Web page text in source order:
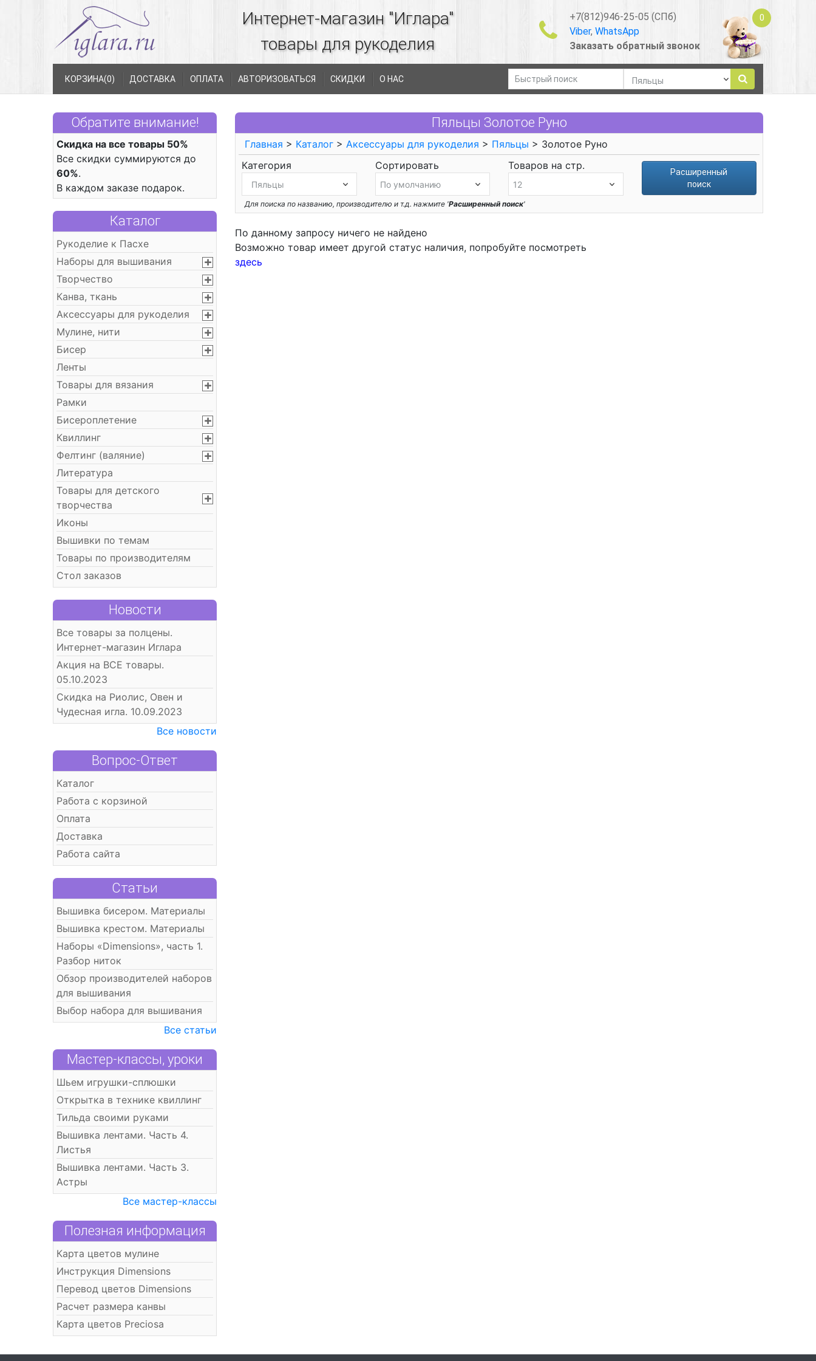
Интернет-магазин "Иглара"
товары для рукоделия
+7(812)946-25-05 (СПб)
Viber, WhatsApp
Заказать обратный звонок
0
КОРЗИНА(0) ДОСТАВКА ОПЛАТА АВТОРИЗОВАТЬСЯ СКИДКИ О НАС
Обратите внимание!
Скидка на все товары 50%
Все скидки суммируются до
60%.
В каждом заказе подарок.
Каталог
Рукоделие к Пасхе
Наборы для вышивания
Творчество
Канва, ткань
Аксессуары для рукоделия
Мулине, нити
Бисер
Ленты
Товары для вязания
Рамки
Бисероплетение
Квиллинг
Фелтинг (валяние)
Литература
Товары для детского
творчества
Иконы
Вышивки по темам
Товары по производителям
Стол заказов
Новости
Все товары за полцены.
Интернет-магазин Иглара
Акция на ВСЕ товары.
05.10.2023
Скидка на Риолис, Овен и
Чудесная игла. 10.09.2023
Все новости
Вопрос-Ответ
Каталог
Работа с корзиной
Оплата
Доставка
Работа сайта
Статьи
Вышивка бисером. Материалы
Вышивка крестом. Материалы
Наборы «Dimensions», часть 1.
Разбор ниток
Обзор производителей наборов
для вышивания
Выбор набора для вышивания
Все статьи
Мастер-классы, уроки
Шьем игрушки-сплюшки
Открытка в технике квиллинг
Тильда своими руками
Вышивка лентами. Часть 4.
Листья
Вышивка лентами. Часть 3.
Астры
Все мастер-классы
Полезная информация
Карта цветов мулине
Инструкция Dimensions
Перевод цветов Dimensions
Расчет размера канвы
Карта цветов Preciosa
Пяльцы Золотое Руно
Главная > Каталог > Аксессуары для рукоделия > Пяльцы > Золотое Руно
Категория
Сортировать Товаров на стр.
Расширенный
поиск
Для поиска по названию, производителю и т.д. нажмите 'Расширенный поиск'
По данному запросу ничего не найдено
Возможно товар имеет другой статус наличия, попробуйте посмотреть
здесь